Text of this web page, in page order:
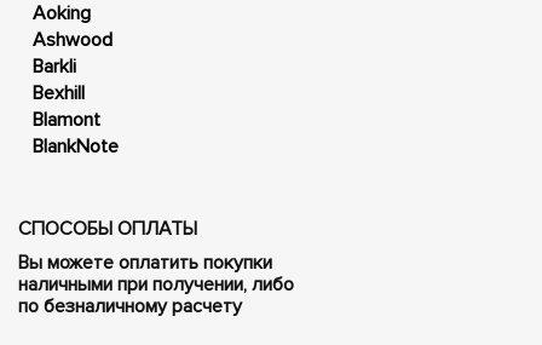
Aoking
Ashwood
Barkli
Bexhill
Blamont
BlankNote
СПОСОБЫ ОПЛАТЫ
Вы можете оплатить покупки
наличными при получении, либо
по безналичному расчету